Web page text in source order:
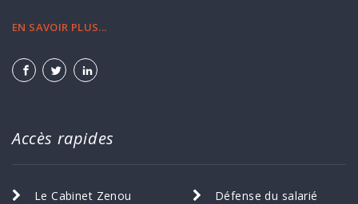
EN SAVOIR PLUS...
Accès rapides
Le Cabinet Zenou
Défense du salarié